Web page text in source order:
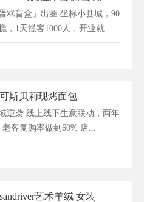
糕盲盒」出圈 坐标小县城，90
，1天揽客1000人，开业就 ...
斯贝莉现烤面包
逆袭 线上线下生意联动，两年
客复购率做到60% 店...
艺术羊绒 女装